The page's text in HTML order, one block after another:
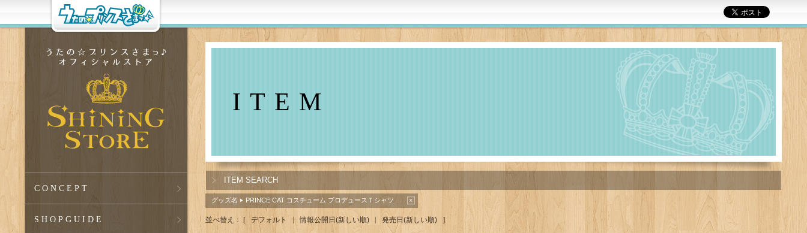
CONCEPT
SHOPGUIDE
ITEM
ITEM SEARCH
グッズ名 ▶ PRINCE CAT コスチューム プロデュースＴシャツ ×
並べ替え： [ デフォルト 情報公開日 (新しい順) 発売日(新しい順) ]